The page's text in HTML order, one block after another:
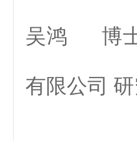
吴鸿 博士
有限公司